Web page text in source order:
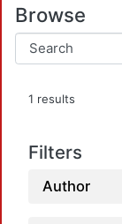
Browse
1 results
Filters
Author